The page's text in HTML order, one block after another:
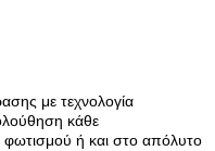
με τεχνολογία
κάθε
ή και στο απόλυτο